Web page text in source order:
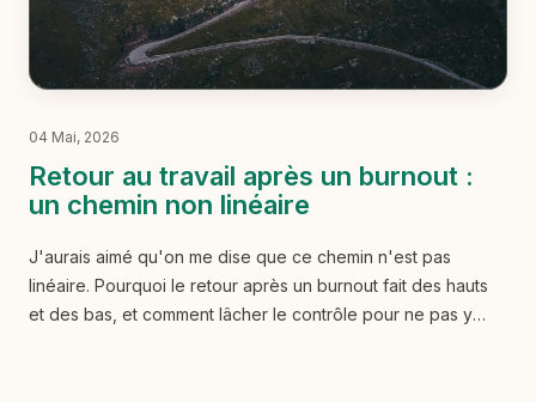
04 Mai, 2026
Retour au travail après un burnout :
un chemin non linéaire
J'aurais aimé qu'on me dise que ce chemin n'est pas
linéaire. Pourquoi le retour après un burnout fait des hauts
et des bas, et comment lâcher le contrôle pour ne pas y